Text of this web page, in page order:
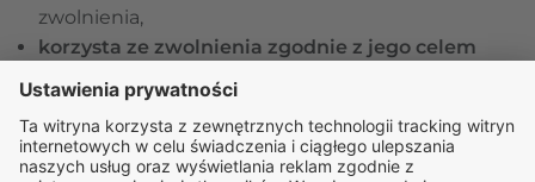
zwolnienia,
korzysta ze zwolnienia zgodnie z jego celem
medycznym
przebywa pod adresem wskazanym w e-ZLA
ile nie wskazano inaczej),
przestrzega zaleceń lekarskich i nie utrudnia